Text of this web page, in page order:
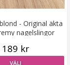
- Original äkta
nagelslingor
189 kr
VÄLJ